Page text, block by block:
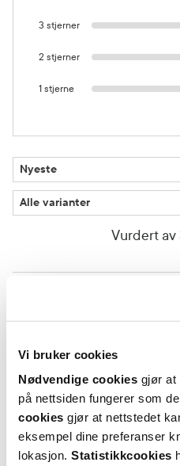
Vi bruker cookies
Nødvendige cookies gjør at
på nettsiden fungerer som
cookies gjør at nettstedet
eksempel dine preferanser
lokasjon. Statistikkcookies
3 stjerner
2 stjerner
1 stjerne
Vurdert
Var denne anmeldelsen nyttig?
0 0